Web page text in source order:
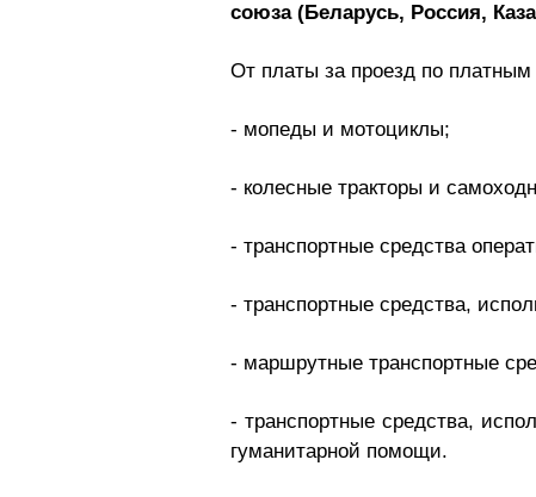
союза (Беларусь, Россия,
От платы за проезд по
- мопеды и мотоциклы;
- колесные тракторы и
- транспортные средства
- транспортные средства,
- маршрутные транспортные
- транспортные средства,
гуманитарной помощи.